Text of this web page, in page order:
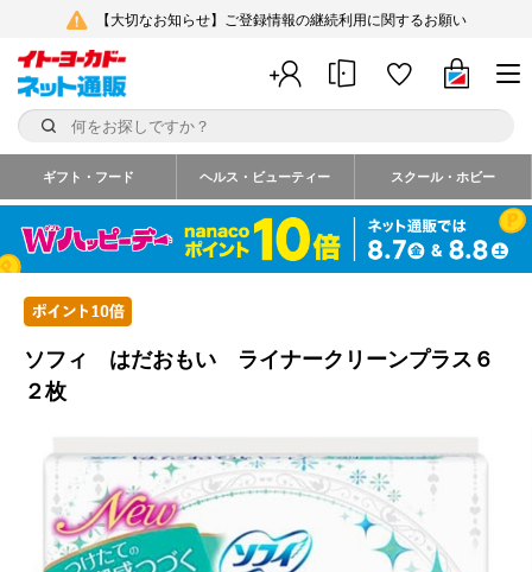
【大切なお知らせ】ご登録情報の継続利用に関するお願い
ギフト・フード ヘルス・ビューティー スクール・ホビー
ソフィ はだおもい ライナークリーンプラス６
２枚